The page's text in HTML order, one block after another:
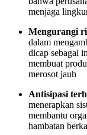
menjaga
Mengurangi
dalam
dicap sebagai
membuat
merosot jauh
Antisipasi
menerapkan
membantu
hambatan